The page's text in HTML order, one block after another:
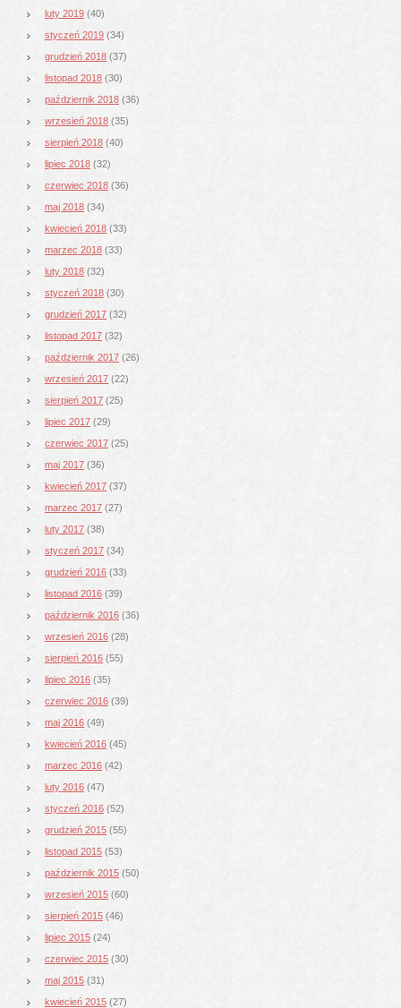
luty 2019 (40)
styczeń 2019 (34)
grudzień 2018 (37)
listopad 2018 (30)
październik 2018 (36)
wrzesień 2018 (35)
sierpień 2018 (40)
lipiec 2018 (32)
czerwiec 2018 (36)
maj 2018 (34)
kwiecień 2018 (33)
marzec 2018 (33)
luty 2018 (32)
styczeń 2018 (30)
grudzień 2017 (32)
listopad 2017 (32)
październik 2017 (26)
wrzesień 2017 (22)
sierpień 2017 (25)
lipiec 2017 (29)
czerwiec 2017 (25)
maj 2017 (36)
kwiecień 2017 (37)
marzec 2017 (27)
luty 2017 (38)
styczeń 2017 (34)
grudzień 2016 (33)
listopad 2016 (39)
październik 2016 (36)
wrzesień 2016 (28)
sierpień 2016 (55)
lipiec 2016 (35)
czerwiec 2016 (39)
maj 2016 (49)
kwiecień 2016 (45)
marzec 2016 (42)
luty 2016 (47)
styczeń 2016 (52)
grudzień 2015 (55)
listopad 2015 (53)
październik 2015 (50)
wrzesień 2015 (60)
sierpień 2015 (46)
lipiec 2015 (24)
czerwiec 2015 (30)
maj 2015 (31)
kwiecień 2015 (27)